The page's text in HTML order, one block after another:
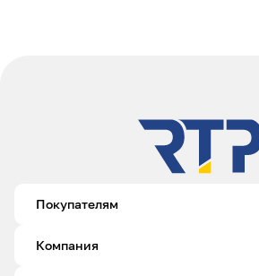
Покупателям
Компания